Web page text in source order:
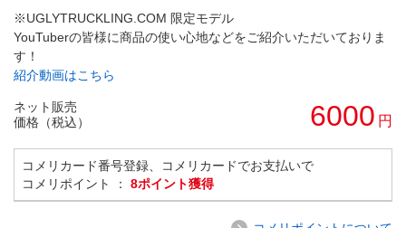
※UGLYTRUCKLING.COM 限定モデル
YouTuberの皆様に商品の使い心地などをご紹介いただいておりま
す！
紹介動画はこちら
ネット販売
価格（税込）
6000 円
コメリカード番号登録、コメリカードでお支払いで
コメリポイント ： 8ポイント獲得